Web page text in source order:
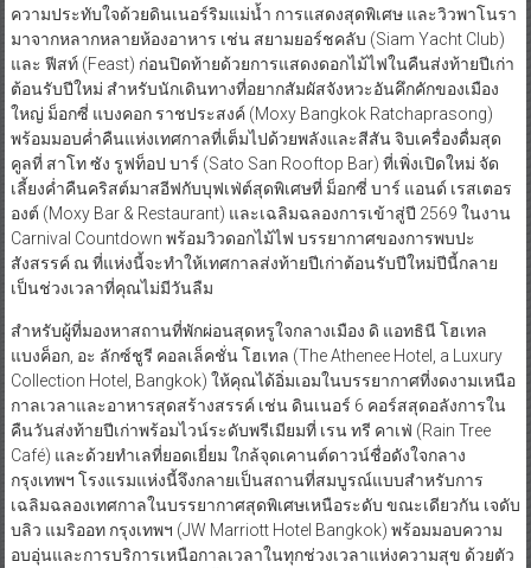
ความประทับใจด้วยดินเนอร์ริมแม่น้ำ การแสดงสุดพิเศษ และวิวพาโนรา
มาจากหลากหลายห้องอาหาร เช่น สยามยอร์ชคลับ (Siam Yacht Club)
และ ฟีสท์ (Feast) ก่อนปิดท้ายด้วยการแสดงดอกไม้ไฟในคืนส่งท้ายปีเก่า
ต้อนรับปีใหม่ สำหรับนักเดินทางที่อยากสัมผัสจังหวะอันคึกคักของเมือง
ใหญ่ ม็อกซี่ แบงคอก ราชประสงค์ (Moxy Bangkok Ratchaprasong)
พร้อมมอบค่ำคืนแห่งเทศกาลที่เต็มไปด้วยพลังและสีสัน จิบเครื่องดื่มสุด
คูลที่ สาโท ซัง รูฟท็อป บาร์ (Sato San Rooftop Bar) ที่เพิ่งเปิดใหม่ จัด
เลี้ยงค่ำคืนคริสต์มาสอีฟกับบุฟเฟ่ต์สุดพิเศษที่ ม็อกซี่ บาร์ แอนด์ เรสเตอร
องต์ (Moxy Bar & Restaurant) และเฉลิมฉลองการเข้าสู่ปี 2569 ในงาน
Carnival Countdown พร้อมวิวดอกไม้ไฟ บรรยากาศของการพบปะ
สังสรรค์ ณ ที่แห่งนี้จะทำให้เทศกาลส่งท้ายปีเก่าต้อนรับปีใหม่ปีนี้กลาย
เป็นช่วงเวลาที่คุณไม่มีวันลืม
สำหรับผู้ที่มองหาสถานที่พักผ่อนสุดหรูใจกลางเมือง ดิ แอทธินี โฮเทล
แบงค็อก, อะ ลักซ์ชูรี คอลเล็คชั่น โฮเทล (The Athenee Hotel, a Luxury
Collection Hotel, Bangkok) ให้คุณได้อิ่มเอมในบรรยากาศที่งดงามเหนือ
กาลเวลาและอาหารสุดสร้างสรรค์ เช่น ดินเนอร์ 6 คอร์สสุดอลังการใน
คืนวันส่งท้ายปีเก่าพร้อมไวน์ระดับพรีเมียมที่ เรน ทรี คาเฟ่ (Rain Tree
Café) และด้วยทำเลที่ยอดเยี่ยม ใกล้จุดเคานต์ดาวน์ชื่อดังใจกลาง
กรุงเทพฯ โรงแรมแห่งนี้จึงกลายเป็นสถานที่สมบูรณ์แบบสำหรับการ
เฉลิมฉลองเทศกาลในบรรยากาศสุดพิเศษเหนือระดับ ขณะเดียวกัน เจดับ
บลิว แมริออท กรุงเทพฯ (JW Marriott Hotel Bangkok) พร้อมมอบความ
อบอุ่นและการบริการเหนือกาลเวลาในทุกช่วงเวลาแห่งความสุข ด้วยตัว